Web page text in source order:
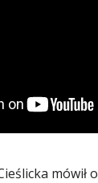
mówił o